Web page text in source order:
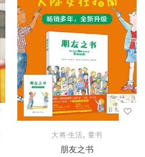
大将·生活,童书
朋友之书